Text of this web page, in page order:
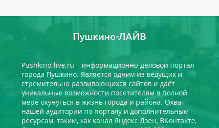
Пушкино-ЛАЙВ
Pushkino-live.ru – информационно-деловой портал
города Пушкино. Является одним из ведущих и
стремительно развивающихся сайтов и даёт
уникальные возможности посетителям в полной
мере окунуться в жизнь города и района. Охват
нашей аудитории по порталу и дополнительным
ресурсам, таким, как канал Яндекс Дзен, ВКонтакте,